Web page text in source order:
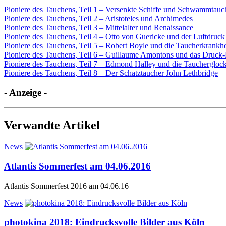
Pioniere des Tauchens, Teil 1 – Versenkte Schiffe und
Pioniere des Tauchens, Teil 2 – Aristoteles und Archimedes
Pioniere des Tauchens, Teil 3 – Mittelalter und Renaissance
Pioniere des Tauchens, Teil 4 – Otto von Guericke und der Luftdruck
Pioniere des Tauchens, Teil 5 – Robert Boyle und die
Pioniere des Tauchens, Teil 6 – Guillaume Amontons und das
Pioniere des Tauchens, Teil 7 – Edmond Halley und die
Pioniere des Tauchens, Teil 8 – Der Schatztaucher John Lethbridge
- Anzeige -
Verwandte Artikel
News
Atlantis Sommerfest am 04.06.2016
Atlantis Sommerfest 2016 am 04.06.16
News
photokina 2018: Eindrucksvolle Bilder aus Köln